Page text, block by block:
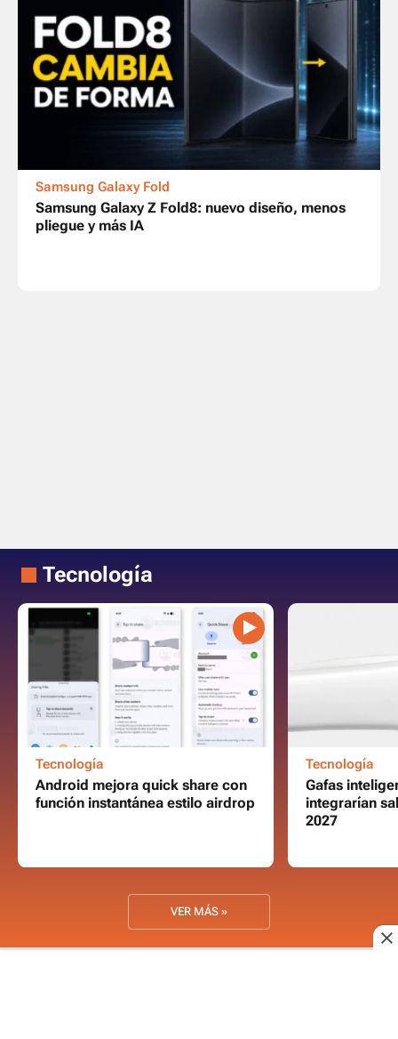
Samsung Galaxy Fold
Samsung Galaxy Z Fold8: nuevo diseño, menos
pliegue y más IA
Tecnología
Tecnología
Android mejora quick share con
función instantánea estilo airdrop
Tecnología
Gafas
integrarían
2027
VER MÁS »